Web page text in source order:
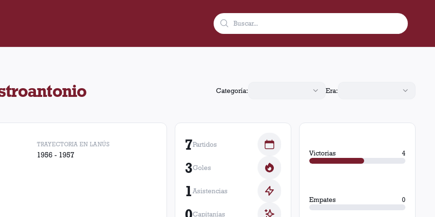
Categoría: Era:
TRAYECTORIA EN LANÚS
1956 - 1957
7Partidos
3Goles
1Asistencias
Capitanías
Victorias 4
Empates 0